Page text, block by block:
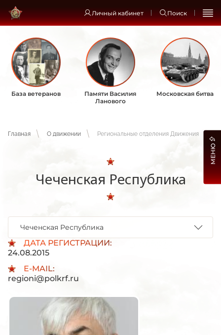
Личный кабинет Поиск
База ветеранов
Памяти Василия
Ланового
Московская битва
Главная О движении Региональные отделения Движения
Чеченская Республика
ДАТА РЕГИСТРАЦИИ:
24.08.2015
E-MAIL:
regioni@polkrf.ru
Чеченская Республика
МЕНЮ